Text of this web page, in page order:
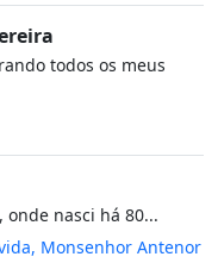
todos os meus
nasci há 80...
Monsenhor Antenor